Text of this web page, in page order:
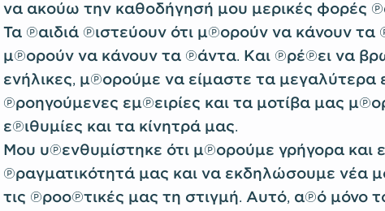
να ακούω την καθοδήγησή μου μερικές φορές
Τα παιδιά πιστεύουν ότι μπορούν να κάνουν τα
μπορούν να κάνουν τα πάντα. Και πρέπει να
ενήλικες, μπορούμε να είμαστε τα μεγαλύτερα
προηγούμενες εμπειρίες και τα μοτίβα μας
επιθυμίες και τα κίνητρά μας.
Μου υπενθυμίστηκε ότι μπορούμε γρήγορα και
πραγματικότητά μας και να εκδηλώσουμε νέα
τις προοπτικές μας τη στιγμή. Αυτό, από μόνο